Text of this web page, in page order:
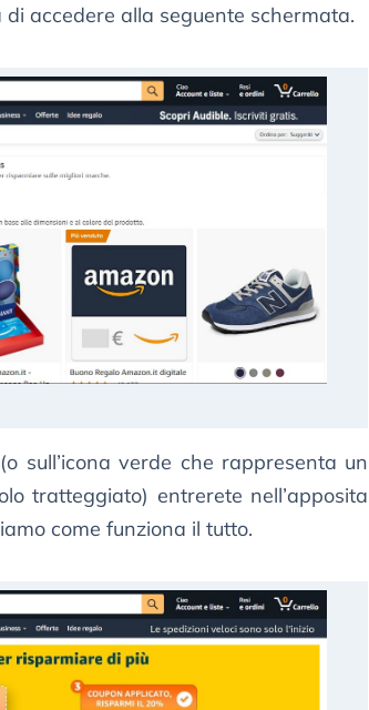
di accedere alla seguente schermata.
sull’icona verde che rappresenta un
tratteggiato) entrerete nell’apposita
come funziona il tutto.